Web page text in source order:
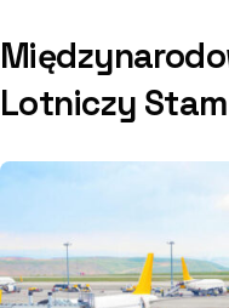
Lotniczy